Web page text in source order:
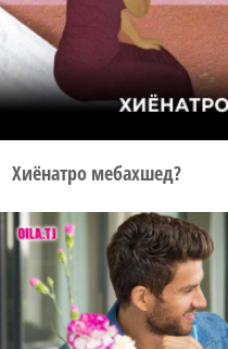
Хиёнатро мебахшед?